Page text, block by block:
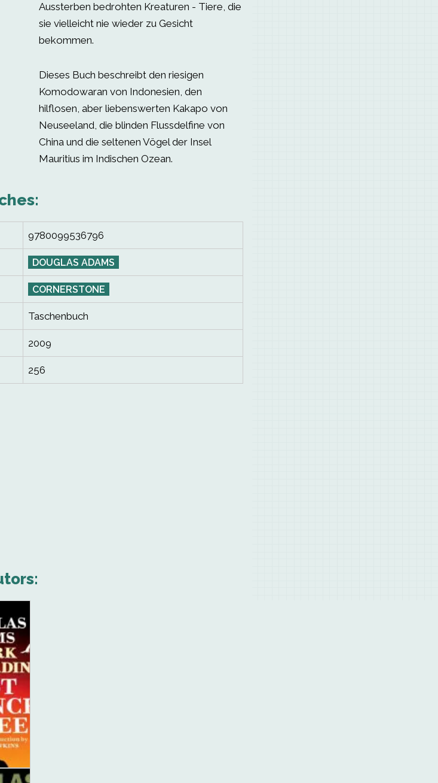
Aussterben bedrohten Kreaturen - Tiere, die
sie vielleicht nie wieder zu Gesicht
bekommen.
Dieses Buch beschreibt den riesigen
Komodowaran von Indonesien, den
hilflosen, aber liebenswerten Kakapo von
Neuseeland, die blinden Flussdelfine von
China und die seltenen Vögel der Insel
Mauritius im Indischen Ozean.
9780099536796
DOUGLAS ADAMS
CORNERSTONE
Taschenbuch
2009
256